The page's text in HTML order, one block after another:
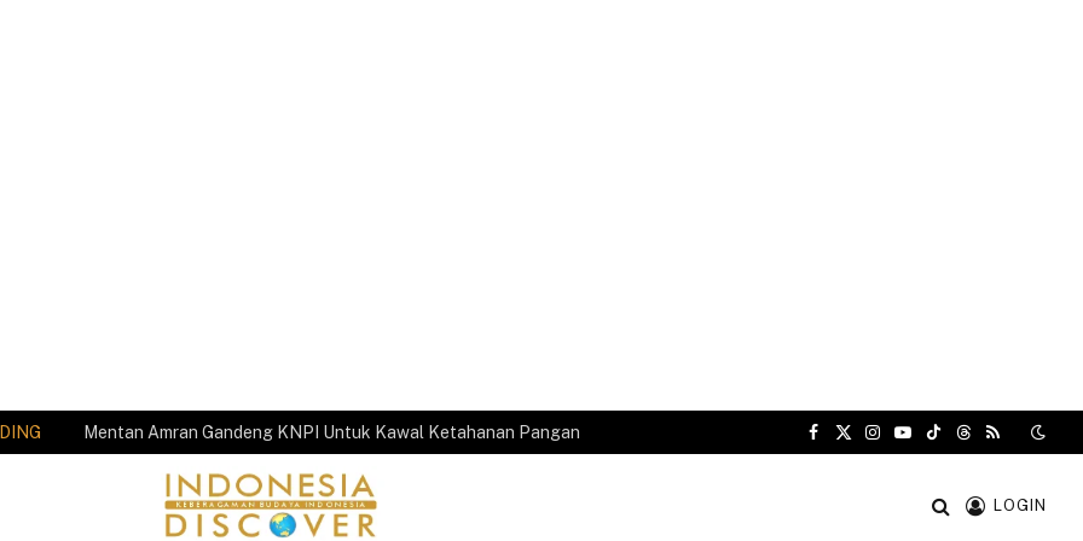
Mentan Amran Gandeng KNPI Untuk Kawal Ketahanan Pangan
Facebook
X
Instagram
YouTube
TikTokThreads
RSS
LOGIN